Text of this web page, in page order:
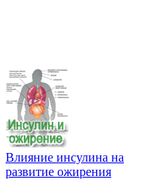
Влияние инсулина на
развитие ожирения